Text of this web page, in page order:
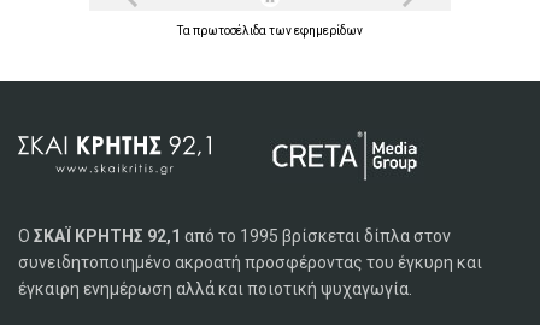
Τα πρωτοσέλιδα τωνεφημερίδων
Ο ΣΚΑΪ ΚΡΗΤΗΣ 92,1 από το 1995 βρίσκεται δίπλα στον
συνειδητοποιημένο ακροατή προσφέροντας του έγκυρη και
έγκαιρη ενημέρωση αλλά και ποιοτική ψυχαγωγία.